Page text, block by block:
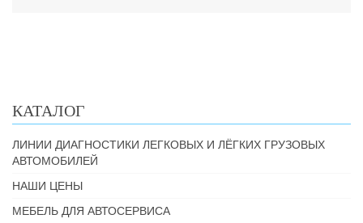
КАТАЛОГ
ЛИНИИ ДИАГНОСТИКИ ЛЕГКОВЫХ И ЛЁГКИХ ГРУЗОВЫХ
АВТОМОБИЛЕЙ
НАШИ ЦЕНЫ
МЕБЕЛЬ ДЛЯ АВТОСЕРВИСА